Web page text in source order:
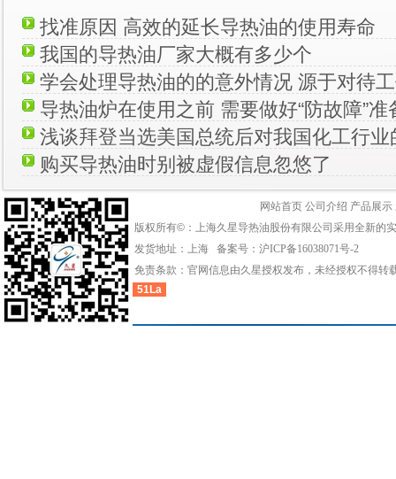
找准原因 高效的延长导热油的使用寿命
我国的导热油厂家大概有多少个
学会处理导热油的的意外情况 源于对待
导热油炉在使用之前 需要做好“防故障”准
浅谈拜登当选美国总统后对我国化工行业
购买导热油时别被虚假信息忽悠了
网站首页 公司介绍 产品展示
版权所有©：上海久星导热油股份有限公司采用全新的
发货地址：上海 备案号： 沪ICP备16038071号-2
免责条款：官网信息由久星授权发布，未经授权不得
51La